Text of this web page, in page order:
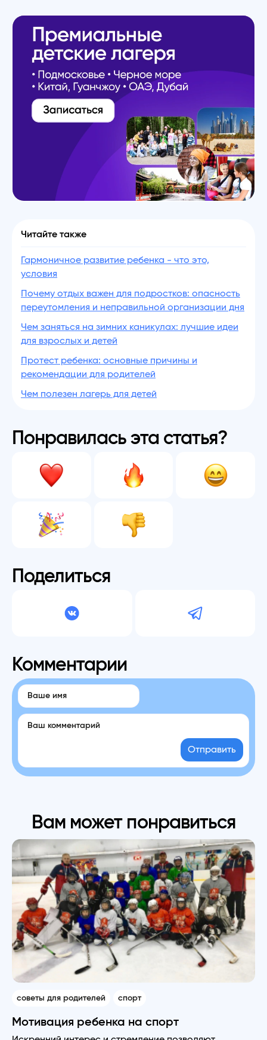
Читайте также
Гармоничное развитие ребенка - что это,
условия
Почему отдых важен для подростков: опасность
переутомления и неправильной организации дня
Чем заняться на зимних каникулах: лучшие идеи
для взрослых и детей
Протест ребенка: основные причины и
рекомендации для родителей
Чем полезен лагерь для детей
Понравилась эта статья?
Поделиться
Комментарии
Отправить
Вам может понравиться
советы для родителей спорт
Мотивация ребенка на спорт